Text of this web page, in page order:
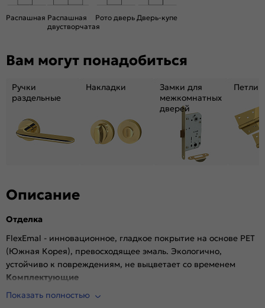
Вес, кг:
Кромка:
Алюминиевая черная матовая
Гладкая, матовая
Возможность покраски:
Нет
Для влажных помещений:
Да
Уровень шумоизоляции:
Фрезеровка под петли:
Износостойкость:
Высокая
Пропускает свет:
Подходит под двухстворчатый проём:
Гарантия (лет):
Материал:
Распашная Распашная
двустворчатая
Рото дверь Дверь-купе
Вам могут понадобиться
Ручки
раздельные
Накладки
Замки для
межкомнатных
дверей
Петли
Описание
Отделка
FlexEmal - инновационное, гладкое покрытие на основе PET
(Южная Корея), превосходящее эмаль. Экологично,
устойчиво к повреждениям, не выцветает со временем
Комплектующие
Врезана магнитная защелка AGB, выполнена фрезеровка
Показать полностью